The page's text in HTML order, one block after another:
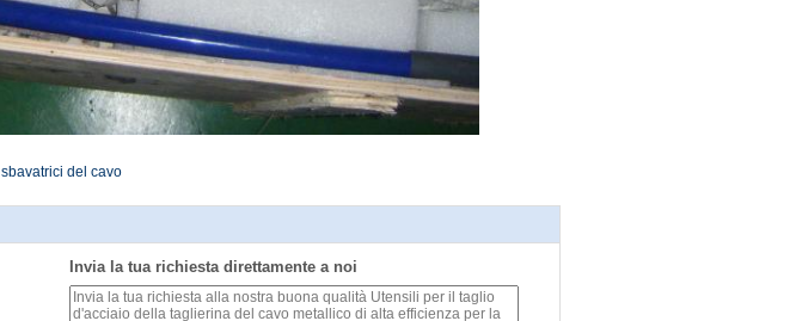
sbavatrici del cavo
Invia la tua richiesta direttamente a noi